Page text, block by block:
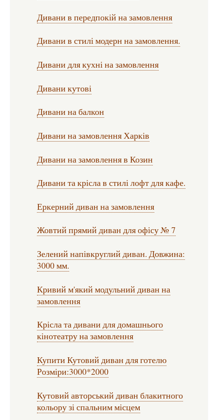
Дивани в передпокій на замовлення
Дивани в стилі модерн на замовлення.
Дивани для кухні на замовлення
Дивани кутові
Дивани на балкон
Дивани на замовлення Харків
Дивани на замовлення в Козин
Дивани та крісла в стилі лофт для кафе.
Еркерний диван на замовлення
Жовтий прямий диван для офісу № 7
Зелений напівкруглий диван. Довжина:
3000 мм.
Кривий м'який модульний диван на
замовлення
Крісла та дивани для домашнього
кінотеатру на замовлення
Купити Кутовий диван для готелю
Розміри:3000*2000
Кутовий авторський диван блакитного
кольору зі спальним місцем